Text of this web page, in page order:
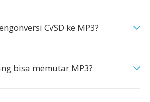
CVSD ke MP3?
bisa memutar MP3?